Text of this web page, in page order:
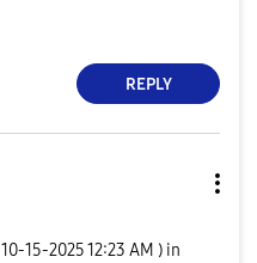
REPLY
‎10-15-202512:23 AM ) in